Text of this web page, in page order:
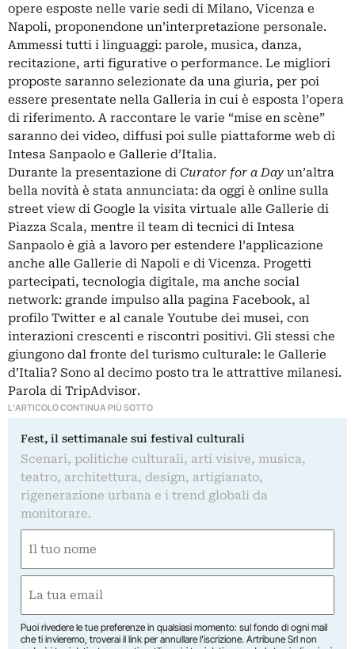
opere esposte nelle varie sedi di Milano, Vicenza e
Napoli, proponendone un’interpretazione personale.
Ammessi tutti i linguaggi: parole, musica, danza,
recitazione, arti figurative o performance. Le migliori
proposte saranno selezionate da una giuria, per poi
essere presentate nella Galleria in cui è esposta l’opera
di riferimento. A raccontare le varie “mise en scène”
saranno dei video, diffusi poi sulle piattaforme web di
Intesa Sanpaolo e Gallerie d’Italia.
Durante la presentazione di Curator for a Day un’altra
bella novità è stata annunciata: da oggi è online sulla
street view di Google la visita virtuale alle Gallerie di
Piazza Scala, mentre il team di tecnici di Intesa
Sanpaolo è già a lavoro per estendere l’applicazione
anche alle Gallerie di Napoli e di Vicenza. Progetti
partecipati, tecnologia digitale, ma anche social
network: grande impulso alla pagina Facebook, al
profilo Twitter e al canale Youtube dei musei, con
interazioni crescenti e riscontri positivi. Gli stessi che
giungono dal fronte del turismo culturale: le Gallerie
d’Italia? Sono al decimo posto tra le attrattive milanesi.
Parola di TripAdvisor.
L'ARTICOLO CONTINUA PIÙ SOTTO
Fest, il settimanale sui festival culturali
Scenari, politiche culturali, arti visive, musica,
teatro, architettura, design, artigianato,
rigenerazione urbana e i trend globali da
monitorare.
(Obbligatorio)
Nome
(Obbligatorio)
Puoi rivedere le tue preferenze in qualsiasi momento: sul fondo di ogni mail
che ti invieremo, troverai il link per annullare l’iscrizione. Artribune Srl non